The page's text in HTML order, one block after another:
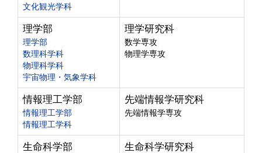
文化観光学科
理学部
理学部
数理科学科
物理科学科
宇宙物理・気象学科
理学研究科
数学専攻
物理学専攻
情報理工学部
情報理工学部
情報理工学科
先端情報学研究科
先端情報学専攻
生命科学部 生命科学研究科